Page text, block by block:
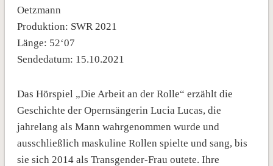
Oetzmann
Produktion: SWR 2021
Länge: 52‘07
Sendedatum: 15.10.2021
Das Hörspiel „Die Arbeit an der Rolle“ erzählt die
Geschichte der Opernsängerin Lucia Lucas, die
jahrelang als Mann wahrgenommen wurde und
ausschließlich maskuline Rollen spielte und sang, bis
sie sich 2014 als Transgender-Frau outete. Ihre